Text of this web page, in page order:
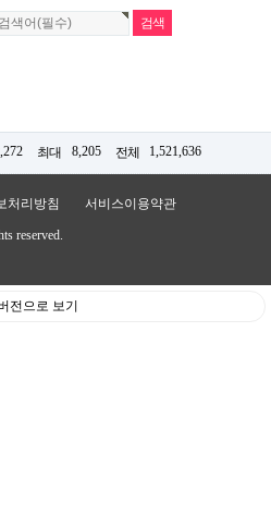
최대 8,205 전체 1,521,636
처리방침 서비스이용약관
reserved.
전으로 보기